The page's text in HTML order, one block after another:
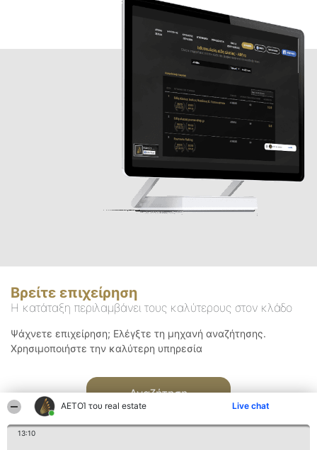
ΑΕΤΟΊ του real estate Live chat
13:10
Βρείτε επιχείρηση
Η κατάταξη περιλαμβάνει τους καλύτερους στον κλάδο
Ψάχνετε επιχείρηση; Ελέγξτε τη μηχανή αναζήτησης.
Χρησιμοποιήστε την καλύτερη υπηρεσία
Αναζήτηση